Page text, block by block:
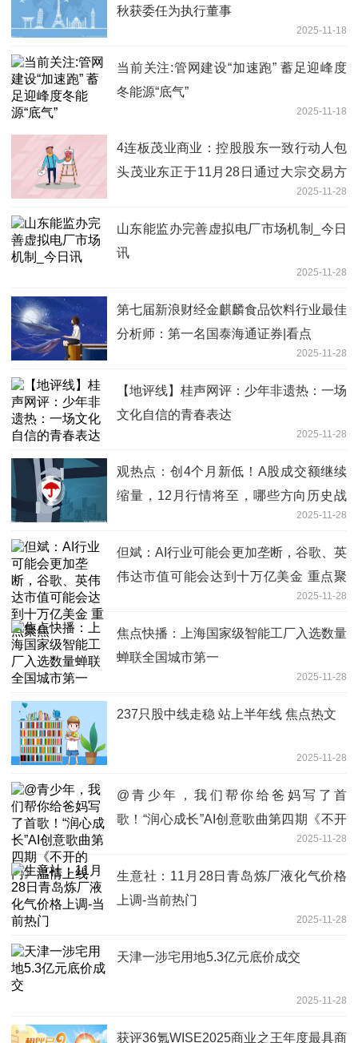
秋获委任为执行董事
2025-11-18
当前关注:管网建设“加速跑” 蓄足迎峰度
冬能源“底气”
2025-11-18
4连板茂业商业：控股股东一致行动人包
头茂业东正于11月28日通过大宗交易方
2025-11-28
山东能监办完善虚拟电厂市场机制_今日
讯
2025-11-28
第七届新浪财经金麒麟食品饮料行业最佳
分析师：第一名国泰海通证券|看点
2025-11-28
【地评线】桂声网评：少年非遗热：一场
文化自信的青春表达
2025-11-28
观热点：创4个月新低！A股成交额继续
缩量，12月行情将至，哪些方向历史战
2025-11-28
但斌：AI行业可能会更加垄断，谷歌、英
伟达市值可能会达到十万亿美金 重点聚
2025-11-28
焦点快播：上海国家级智能工厂入选数量
蝉联全国城市第一
2025-11-28
237只股中线走稳 站上半年线 焦点热文
2025-11-28
@青少年，我们帮你给爸妈写了首
歌！“润心成长”AI创意歌曲第四期《不开
2025-11-28
生意社：11月28日青岛炼厂液化气价格
上调-当前热门
2025-11-28
天津一涉宅用地5.3亿元底价成交
2025-11-28
获评36氪WISE2025商业之王年度最具商